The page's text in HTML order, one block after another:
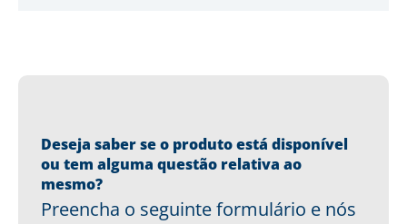
Deseja saber se o produto está disponível
ou tem alguma questão relativa ao
mesmo?
Preencha o seguinte formulário e nós